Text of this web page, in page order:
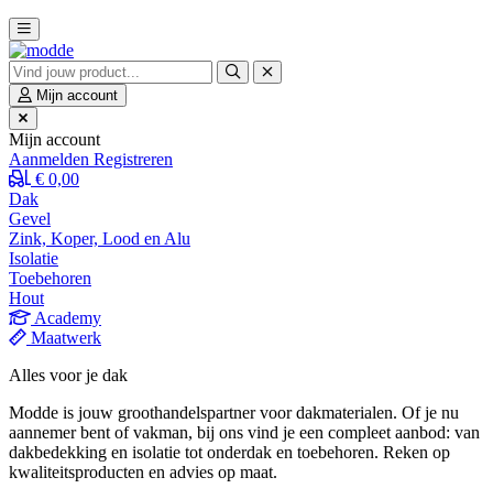
Mijn account
Mijn account
Aanmelden Registreren
€ 0,00
Dak
Gevel
Zink, Koper, Lood en Alu
Isolatie
Toebehoren
Hout
Academy
Maatwerk
Alles voor je dak
Modde is jouw groothandelspartner voor dakmaterialen. Of je nu
aannemer bent of vakman, bij ons vind je een compleet aanbod: van
dakbedekking en isolatie tot onderdak en toebehoren. Reken op
kwaliteitsproducten en advies op maat.